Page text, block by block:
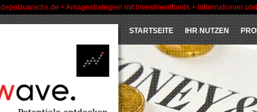
depotzuwachs.de + Anlagestrategien mit Investmentfonds + Informationen
STARTSEITE IHR NUTZEN